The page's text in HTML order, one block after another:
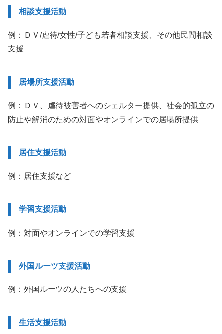
相談支援活動
例：ＤＶ/虐待/女性/子ども若者相談支援、その他民間相談
支援
居場所支援活動
例：ＤＶ、虐待被害者へのシェルター提供、社会的孤立の
防止や解消のための対面やオンラインでの居場所提供
居住支援活動
例：居住支援など
学習支援活動
例：対面やオンラインでの学習支援
外国ルーツ支援活動
例：外国ルーツの人たちへの支援
生活支援活動